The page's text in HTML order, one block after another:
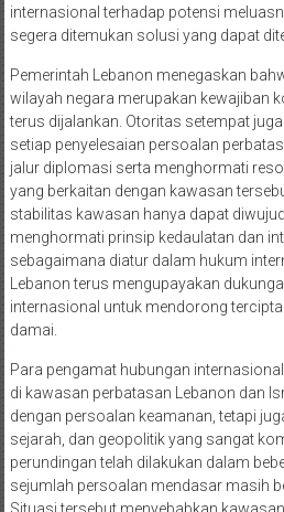
internasional terhadap potensi
segera ditemukan solusi yang dapat
Pemerintah Lebanon menegaskan
wilayah negara merupakan kewajiban
terus dijalankan. Otoritas setempat
setiap penyelesaian persoalan
jalur diplomasi serta menghormati
yang berkaitan dengan kawasan
stabilitas kawasan hanya dapat
menghormati prinsip kedaulatan dan
sebagaimana diatur dalam hukum
Lebanon terus mengupayakan
internasional untuk mendorong
damai.
Para pengamat hubungan
di kawasan perbatasan Lebanon dan
dengan persoalan keamanan, tetapi
sejarah, dan geopolitik yang sangat
perundingan telah dilakukan dalam
sejumlah persoalan mendasar masih